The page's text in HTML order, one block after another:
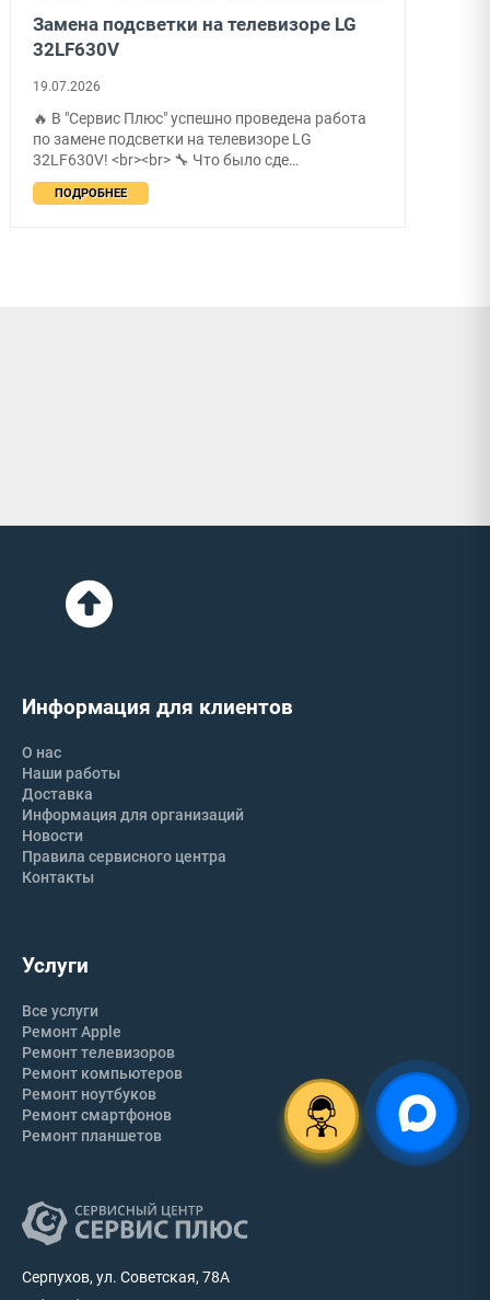
Переклейка тачскрина на Apple Watch
SE
15.07.2026
⌚ В "Сервис Плюс" успешно проведены работы
по переклейке тачскрина на смарт-часах Apple
Watch SE! <br><br> 🔧 Что …
ПОДРОБНЕЕ
Серпухов, ул. Советская, 78А
Услуги
Все услуги
Ремонт Apple
Ремонт телевизоров
Ремонт компьютеров
Ремонт ноутбуков
Ремонт смартфонов
Ремонт планшетов
Информация для клиентов
О нас
Наши работы
Доставка
Информация для организаций
Новости
Правила сервисного центра
Контакты